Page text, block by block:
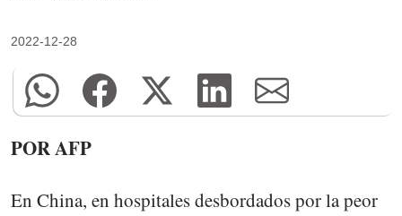
2022-12-28
POR AFP
En China, en hospitales desbordados por la peor